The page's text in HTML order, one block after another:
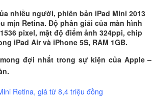
nhiều người, phiên bản iPad Mini 2013
mịn Retina. Độ phân giải của màn hình
pixel, mật độ điểm ảnh 324ppi, chip
iPad Air và iPhone 5S, RAM 1GB.
đợi nhất trong sự kiện của Apple –